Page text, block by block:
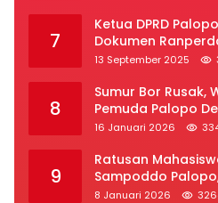
7
Ketua DPRD
Dokumen
2025
13 September 2025
8
Sumur Bor Rusak,
Pemuda Palopo
16 Januari 2026
9
Ratusan
Sampoddo
Provinsi Luwu Raya
8 Januari 2026